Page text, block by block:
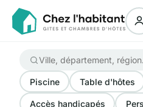
Piscine Table d'hôtes
Accès handicapés